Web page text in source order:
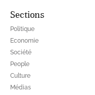
Sections
Politique
Economie
Société
People
Culture
Médias